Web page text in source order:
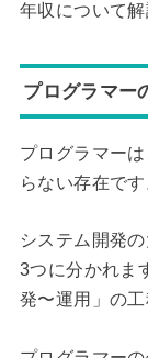
年収について解
プログラマー
プログラマー
らない存在です
システム開発
3つに分かれま
発〜運用」の